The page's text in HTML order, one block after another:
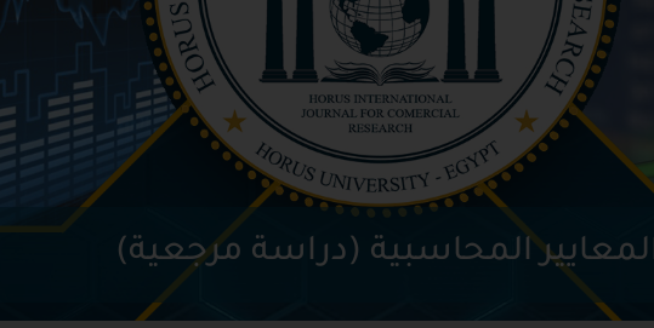
المحاسبية (دراسة مرجعية)